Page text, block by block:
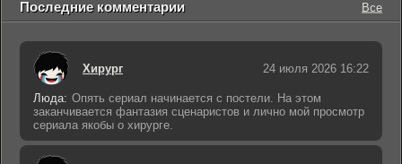
Последние комментарии Все
Хирург 24 июля 2026 16:22
Люда: Опять сериал начинается с постели. На этом
заканчивается фантазия сценаристов и лично мой просмотр
сериала якобы о хирурге.